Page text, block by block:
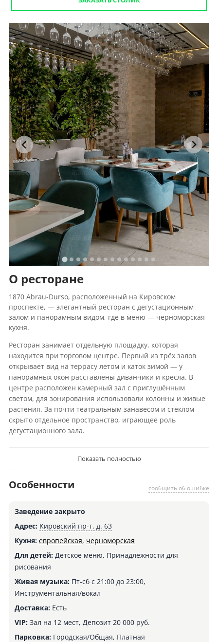
О ресторане
1870 Abrau-Durso, расположенный на Кировском
проспекте, — элегантный ресторан с дегустационным
залом и панорамным видом, где в меню — черноморская
кухня.
Ресторан занимает отдельную площадку, которая
находится при торговом центре. Первый из трёх залов
открывает вид на террасу летом и каток зимой — у
панорамных окон расставлены диванчики и кресла. В
центре расположен камерный зал с приглушённым
светом, для зонирования использовали колонны и живые
растения. За почти театральным занавесом и стеклом
скрыто отдельное пространство, играющее роль
дегустационного зала.
Показать полностью
сообщить об ошибке
Особенности
Заведение закрыто
Адрес: Кировский пр-т, д. 63
Кухня: европейская, черноморская
Для детей:Детское меню, Принадлежности для
рисования
Живая музыка:Пт-сб с 21:00 до 23:00,
Инструментальная/вокал
Доставка:Есть
VIP:Зал на 12 мест, Депозит 20 000 руб.
Парковка:Городская/Общая, Платная